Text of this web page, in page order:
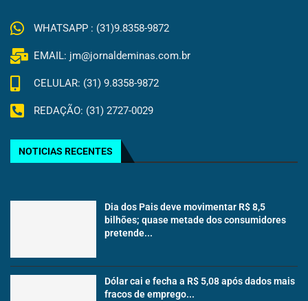
WHATSAPP : (31)9.8358-9872
EMAIL: jm@jornaldeminas.com.br
CELULAR: (31) 9.8358-9872
REDAÇÃO: (31) 2727-0029
NOTICIAS RECENTES
Dia dos Pais deve movimentar R$ 8,5
bilhões; quase metade dos consumidores
pretende...
Dólar cai e fecha a R$ 5,08 após dados mais
fracos de emprego...